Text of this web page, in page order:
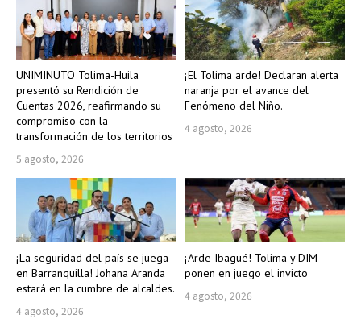
UNIMINUTO Tolima-Huila
presentó su Rendición de
Cuentas 2026, reafirmando su
compromiso con la
transformación de los territorios
5 agosto, 2026
¡El Tolima arde! Declaran alerta
naranja por el avance del
Fenómeno del Niño.
4 agosto, 2026
¡La seguridad del país se juega
en Barranquilla! Johana Aranda
estará en la cumbre de alcaldes.
4 agosto, 2026
¡Arde Ibagué! Tolima y DIM
ponen en juego el invicto
4 agosto, 2026